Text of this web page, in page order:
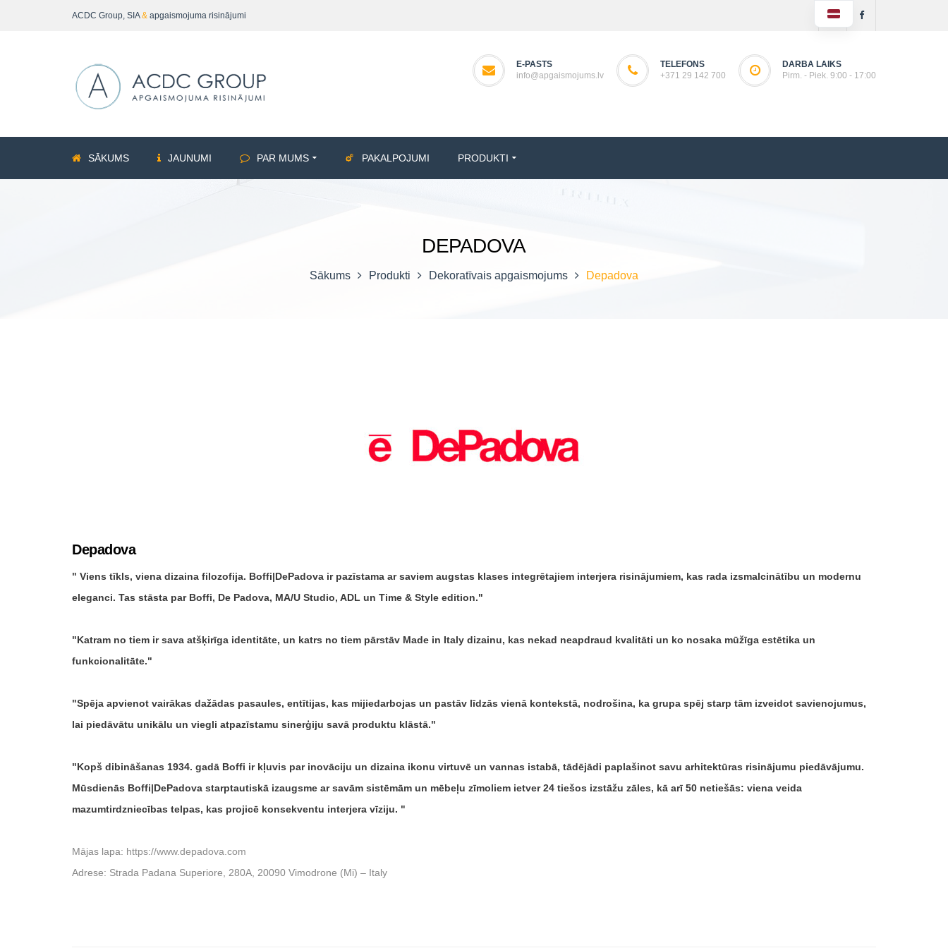
ACDC Group, SIA& apgaismojuma risinājumi
E-PASTS
info@apgaismojums.lv
TELEFONS
+371 29 142 700
DARBA LAIKS
Pirm. - Piek. 9:00 - 17:00
SĀKUMS JAUNUMI PAR MUMS PAKALPOJUMI PRODUKTI
DEPADOVA
Sākums Produkti Dekoratīvais apgaismojums Depadova
Depadova
Viens tīkls, viena dizaina filozofija. Boffi|DePadova ir pazīstama ar saviem augstas klases integrētajiem interjera risinājumiem, kas rada izsmalcinātību un modernu
eleganci. Tas stāsta par Boffi, De Padova, MA/U Studio, ADL un Time & Style edition.
Katram no tiem ir sava atšķirīga identitāte, un katrs no tiem pārstāv Made in Italy dizainu, kas nekad neapdraud kvalitāti un ko nosaka mūžīga estētika un
funkcionalitāte.
Spēja apvienot vairākas dažādas pasaules, entītijas, kas mijiedarbojas un pastāv līdzās vienā kontekstā, nodrošina, ka grupa spēj starp tām izveidot savienojumus,
lai piedāvātu unikālu un viegli atpazīstamu sinerģiju savā produktu klāstā.
Kopš dibināšanas 1934. gadā Boffi ir kļuvis par inovāciju un dizaina ikonu virtuvē un vannas istabā, tādējādi paplašinot savu arhitektūras risinājumu piedāvājumu.
Mūsdienās Boffi|DePadova starptautiskā izaugsme ar savām sistēmām un mēbeļu zīmoliem ietver 24 tiešos izstāžu zāles, kā arī 50 netiešās: viena veida
mazumtirdzniecības telpas, kas projicē konsekventu interjera vīziju.
Mājas lapa: https://www.depadova.com
Adrese: Strada Padana Superiore, 280A, 20090 Vimodrone (Mi) – Italy